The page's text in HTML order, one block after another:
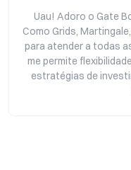
Uau! Adoro o Gate
Como Grids,
para atender a todas
me permite
estratégias de